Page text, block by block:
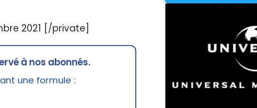
2021 [/private]
à nos abonnés.
une formule :